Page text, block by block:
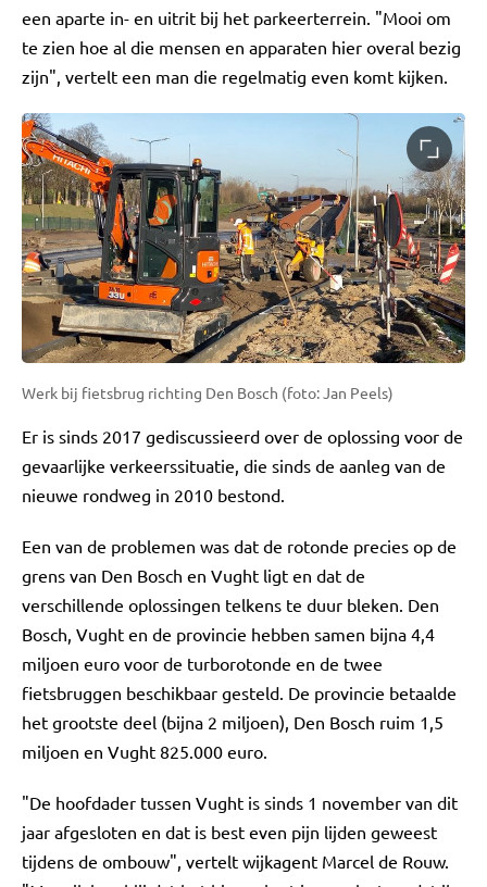
een aparte in- en uitrit bij het parkeerterrein. "Mooi om
te zien hoe al die mensen en apparaten hier overal bezig
zijn", vertelt een man die regelmatig even komt kijken.
Werk bij fietsbrug richting Den Bosch (foto: Jan Peels)
Er is sinds 2017 gediscussieerd over de oplossing voor de
gevaarlijke verkeerssituatie, die sinds de aanleg van de
nieuwe rondweg in 2010 bestond.
Een van de problemen was dat de rotonde precies op de
grens van Den Bosch en Vught ligt en dat de
verschillende oplossingen telkens te duur bleken. Den
Bosch, Vught en de provincie hebben samen bijna 4,4
miljoen euro voor de turborotonde en de twee
fietsbruggen beschikbaar gesteld. De provincie betaalde
het grootste deel (bijna 2 miljoen), Den Bosch ruim 1,5
miljoen en Vught 825.000 euro.
"De hoofdader tussen Vught is sinds 1 november van dit
jaar afgesloten en dat is best even pijn lijden geweest
tijdens de ombouw", vertelt wijkagent Marcel de Rouw.